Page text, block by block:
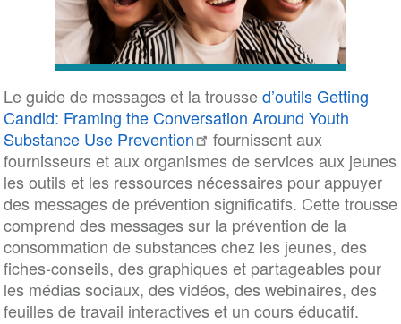
Le guide de messages et la troussed’outils Getting
Candid: Framing the Conversation Around Youth
Substance Use Prevention
fournissent aux
fournisseurs et aux organismes de services aux jeunes
les outils et les ressources nécessaires pour appuyer
des messages de prévention significatifs. Cette trousse
comprend des messages sur la prévention de la
consommation de substances chez les jeunes, des
fiches-conseils, des graphiques et partageables pour
les médias sociaux, des vidéos, des webinaires, des
feuilles de travail interactives et un cours éducatif.